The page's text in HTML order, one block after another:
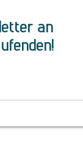
an